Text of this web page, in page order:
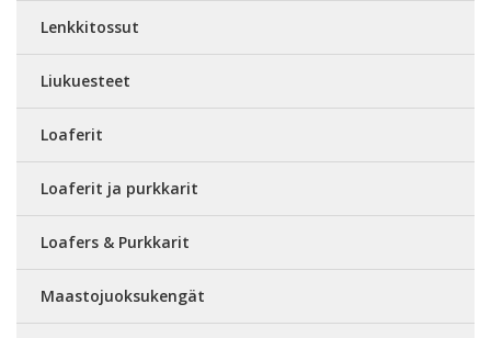
Lenkkitossut
Liukuesteet
Loaferit
Loaferit ja purkkarit
Loafers & Purkkarit
Maastojuoksukengät